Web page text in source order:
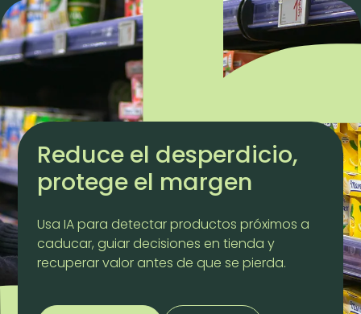
Reduce el desperdicio,
protege el margen
Usa IA para detectar productos próximos a
caducar, guiar decisiones en tienda y
recuperar valor antes de que se pierda.